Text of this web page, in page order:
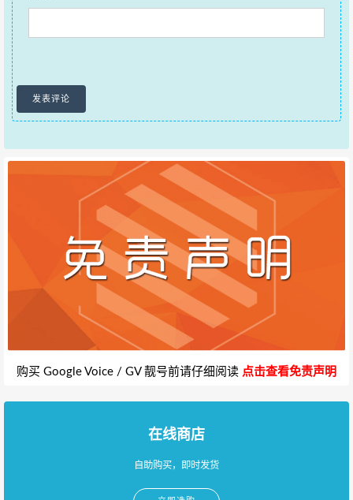
购买 Google Voice / GV 靓号前请仔细阅读 点击查看免责声明
在线商店
自助购买，即时发货